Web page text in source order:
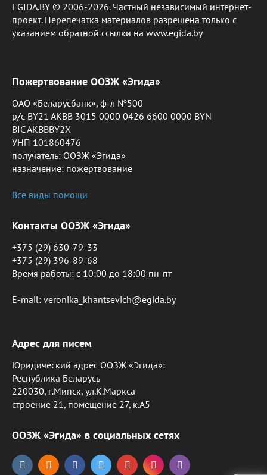
EGIDA.BY © 2006-2026. Частный независимый интернет-
проект. Перепечатка материалов разрешена только с
указанием обратной ссылки на www.egida.by
Пожертвование ООЗЖ «Эгида»
ОАО «Беларусбанк», ф-л №500
р/с BY21 AKBB 3015 0000 0426 6600 0000 BYN
BIC AKBBBY2X
УНП 101860476
получатель: ООЗЖ «Эгида»
назначение: пожертвование
Все виды помощи
Контакты ООЗЖ «Эгида»
+375 (29) 630-79-33
+375 (29) 396-89-68
Время работы: c 10:00 до 18:00 пн-пт
E-mail: veronika_khantsevich@egida.by
Адрес для писем
Юридический адрес ООЗЖ «Эгида»:
Республика Беларусь
220030, г.Минск, ул.К.Маркса
строение 21, помещение 27, к.А5
ООЗЖ «Эгида» в социальных сетях